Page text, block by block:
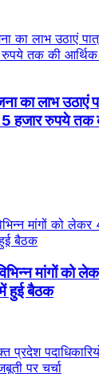
का लाभ उठाएं
5 हजार रुपये
मांगों को
हुई बैठक